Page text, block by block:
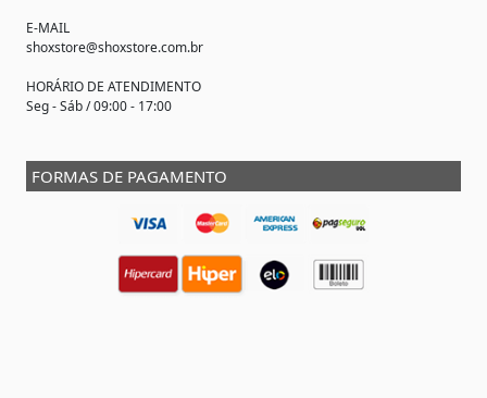
E-MAIL
shoxstore@shoxstore.com.br
HORÁRIO DE ATENDIMENTO
Seg - Sáb / 09:00 - 17:00
FORMAS DE PAGAMENTO